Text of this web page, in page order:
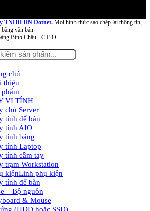
TNHH HN Dotnet. Mọi hình thức sao chép lại thông tin,
văn bản.
Bình Châu - C.E.O
chủ
thiệu
phẩm
VI TÍNH
chủ Server
tính để bàn
tính AIO
tính bảng
tính Laptop
tính cầm tay
trạm Workstation
Linh phụ kiện
tính để bàn
– Bộ nguồn
& Mouse
(HDD hoặc SSD)